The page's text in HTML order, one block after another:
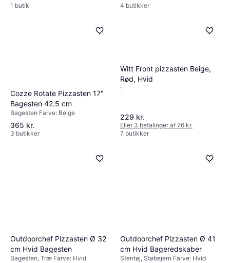
1 butik 4 butikker
Cozze Rotate Pizzasten 17"
Bagesten 42.5 cm
Bagesten Farve: Beige
365 kr.
3 butikker
Witt Front pizzasten Beige,
Rød, Hvid
:
229 kr.
Eller 3 betalinger af 76 kr.
7 butikker
Outdoorchef Pizzasten Ø 32
cm Hvid Bagesten
Bagesten, Træ Farve: Hvid
Outdoorchef Pizzasten Ø 41
cm Hvid Bageredskaber
Stentøj, Støbejern Farve: Hvid